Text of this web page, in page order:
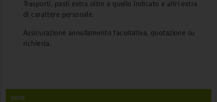
Trasporti, pasti extra oltre a quello indicato e altri extra
di carattere personale.
Assicurazione annullamento facoltativa, quotazione su
richiesta.
note